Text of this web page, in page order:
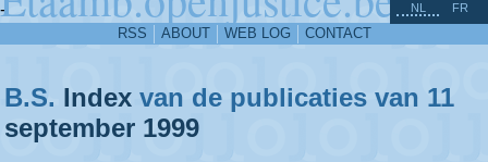
-
RSS ABOUT WEB LOG CONTACT
NL FR
B.S. Index van de publicaties van 11
september 1999
^